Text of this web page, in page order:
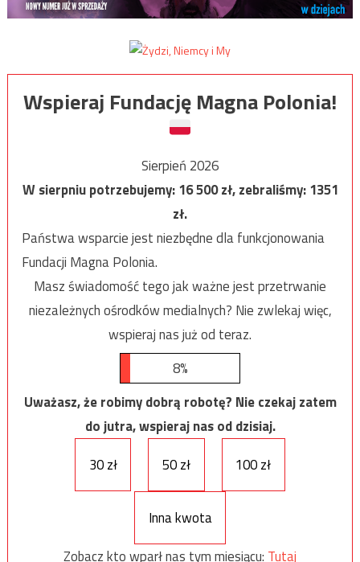
Wspieraj Fundację Magna Polonia!
Sierpień 2026
W sierpniu potrzebujemy:16 500zł, zebraliśmy:1351
zł.
Państwa wsparcie jest niezbędne dla funkcjonowania
Fundacji Magna Polonia.
Masz świadomość tego jak ważne jest przetrwanie
niezależnych ośrodków medialnych? Nie zwlekaj więc,
wspieraj nas już od teraz.
8%
Uważasz, że robimy dobrą robotę? Nie czekaj zatem
do jutra, wspieraj nas od dzisiaj.
30 zł
50 zł 100 zł
Inna kwota
Zobacz kto wparł nas tym miesiącu: Tutaj